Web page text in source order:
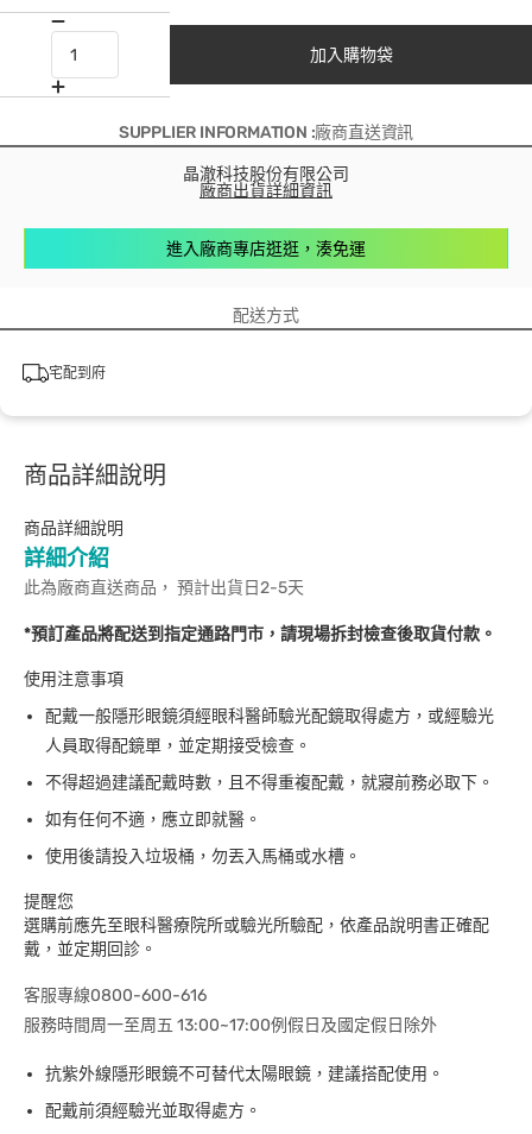
加入購物袋
SUPPLIER INFORMATION :廠商直送資訊
晶澈科技股份有限公司
廠商出貨詳細資訊
進入廠商專店逛逛，湊免運
配送方式
宅配到府
商品詳細說明
商品詳細說明
詳細介紹
此為廠商直送商品， 預計出貨日2-5天
*預訂產品將配送到指定通路門市，請現場拆封檢查後取貨付款。
使用注意事項
配戴一般隱形眼鏡須經眼科醫師驗光配鏡取得處方，或經驗光
人員取得配鏡單，並定期接受檢查。
不得超過建議配戴時數，且不得重複配戴，就寢前務必取下。
如有任何不適，應立即就醫。
使用後請投入垃圾桶，勿丟入馬桶或水槽。
提醒您
選購前應先至眼科醫療院所或驗光所驗配，依產品說明書正確配
戴，並定期回診。
客服專線0800-600-616
服務時間周一至周五 13:00~17:00例假日及國定假日除外
抗紫外線隱形眼鏡不可替代太陽眼鏡，建議搭配使用。
配戴前須經驗光並取得處方。